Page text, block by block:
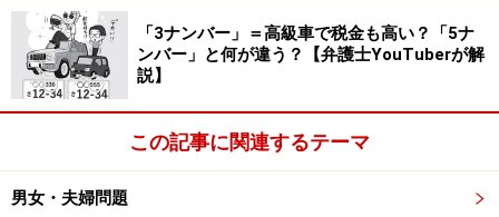
運転免許を持つ皆さんが教えてあげてくださ
い。
一時停止をしないことがいかに危険かというこ
とを･･･pic.twitter.com/zCGoWc9cVI
— 岡山県警察（公式） (@okayama_police)
August 7, 2025
「3ナンバー」＝高級車で税金も高い？「5ナ
ンバー」と何が違う？【弁護士YouTuberが解
説】
この記事に関連するテーマ
男女・夫婦問題